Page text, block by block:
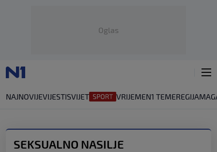
Oglas
NAJNOVIJEVIJESTISVIJET VRIJEMEN1 TEMEREGIJA
SEKSUALNO NASILJE